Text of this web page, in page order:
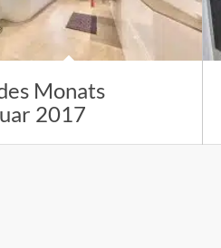
Monats
2017